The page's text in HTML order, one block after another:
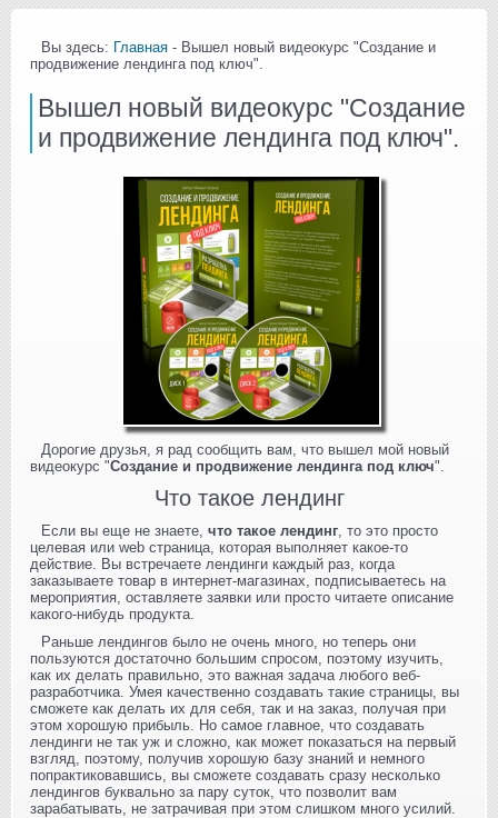
Вы здесь: Главная - Вышел новый видеокурс "Создание и
продвижение лендинга под ключ".
Вышел новый видеокурс "Создание
и продвижение лендинга под ключ".
Дорогие друзья, я рад сообщить вам, что вышел мой новый
видеокурс "Создание и продвижение лендинга под ключ".
Что такое лендинг
Если вы еще не знаете, что такое лендинг , то это просто
целевая или web страница, которая выполняет какое-то
действие. Вы встречаете лендинги каждый раз, когда
заказываете товар в интернет-магазинах, подписываетесь на
мероприятия, оставляете заявки или просто читаете описание
какого-нибудь продукта.
Раньше лендингов было не очень много, но теперь они
пользуются достаточно большим спросом, поэтому изучить,
как их делать правильно, это важная задача любого веб-
разработчика. Умея качественно создавать такие страницы, вы
сможете как делать их для себя, так и на заказ, получая при
этом хорошую прибыль. Но самое главное, что создавать
лендинги не так уж и сложно, как может показаться на первый
взгляд, поэтому, получив хорошую базу знаний и немного
попрактиковавшись, вы сможете создавать сразу несколько
лендингов буквально за пару суток, что позволит вам
зарабатывать, не затрачивая при этом слишком много усилий.